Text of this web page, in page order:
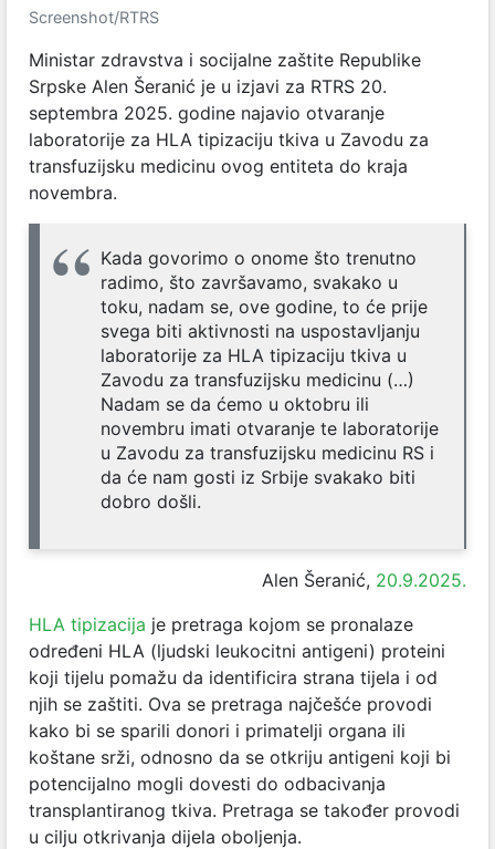
Screenshot/RTRS
Ministar zdravstva i socijalne zaštite Republike
Srpske Alen Šeranić je u izjavi za RTRS 20.
septembra 2025. godine najavio otvaranje
laboratorije za HLA tipizaciju tkiva u Zavodu za
transfuzijsku medicinu ovog entiteta do kraja
novembra.
Kada govorimo o onome što trenutno
radimo, što završavamo, svakako u
toku, nadam se, ove godine, to će prije
svega biti aktivnosti na uspostavljanju
laboratorije za HLA tipizaciju tkiva u
Zavodu za transfuzijsku medicinu (…)
Nadam se da ćemo u oktobru ili
novembru imati otvaranje te laboratorije
u Zavodu za transfuzijsku medicinu RS i
da će nam gosti iz Srbije svakako biti
dobro došli.
Alen Šeranić, 20.9.2025.
HLA tipizacija je pretraga kojom se pronalaze
određeni HLA (ljudski leukocitni antigeni) proteini
koji tijelu pomažu da identificira strana tijela i od
njih se zaštiti. Ova se pretraga najčešće provodi
kako bi se sparili donori i primatelji organa ili
koštane srži, odnosno da se otkriju antigeni koji bi
potencijalno mogli dovesti do odbacivanja
transplantiranog tkiva. Pretraga se također provodi
u cilju otkrivanja dijela oboljenja.